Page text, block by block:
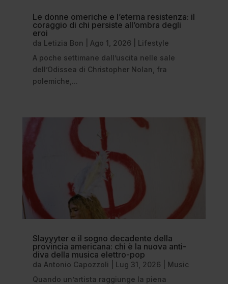
Le donne omeriche e l’eterna resistenza: il
coraggio di chi persiste all’ombra degli
eroi
da Letizia Bon Ago 1, 2026
Lifestyle
A poche settimane dall’uscita nelle sale
dell’Odissea di Christopher Nolan, fra
polemiche,...
Slayyyter e il sogno decadente della
provincia americana: chi è la nuova anti-
diva della musica elettro-pop
da Antonio Capozzoli Lug 31, 2026
Music
Quando un’artista raggiunge la piena